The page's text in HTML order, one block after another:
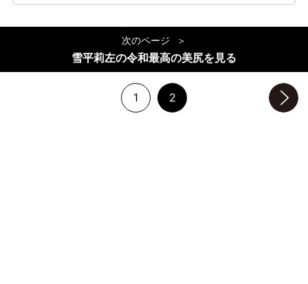
次のページ
雪平莉左の令和最高の美尻を見る
1 2